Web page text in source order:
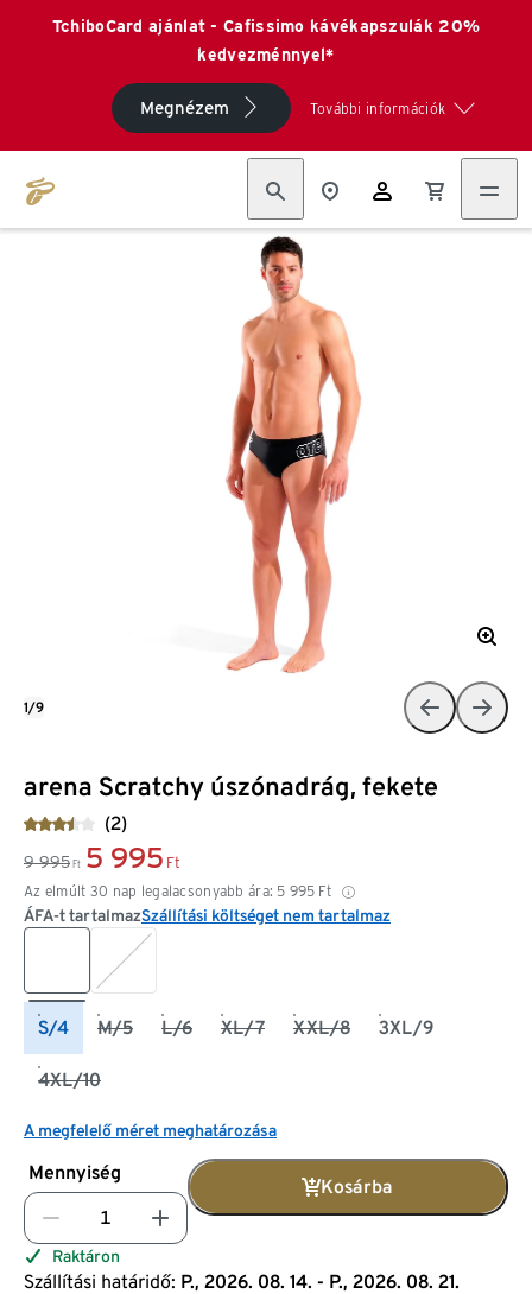
TchiboCard ajánlat - Cafissimo kávékapszulák 20%
kedvezménnyel*
Megnézem További információk
arena Scratchy úszónadrág, fekete
(2)
9 995 Ft 5 995 Ft
Az elmúlt 30 nap legalacsonyabb ára: 5 995 Ft
ÁFA-t tartalmazSzállítási költséget nem tartalmaz
S/4 M/5 L/6 XL/7 XXL/8 3XL/9
4XL/10
A megfelelő méret meghatározása
Mennyiség
Kosárba
Raktáron
Szállítási határidő: P., 2026. 08. 14. - P., 2026. 08. 21.
1/9